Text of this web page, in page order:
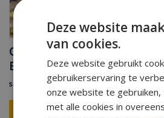
Costa Blanca Reisschema: 5
Eten & Cultuur
september 19, 2025
READ MORE
Deze website
van cookies.
Deze website gebruikt
gebruikerservaring te
onze website te gebruiken,
met alle cookies in